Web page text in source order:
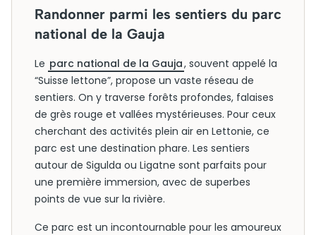
Randonner parmi les sentiers du parc
national de la Gauja
Le parc national de la Gauja, souvent appelé la
“Suisse lettone”, propose un vaste réseau de
sentiers. On y traverse forêts profondes, falaises
de grès rouge et vallées mystérieuses. Pour ceux
cherchant des activités plein air en Lettonie, ce
parc est une destination phare. Les sentiers
autour de Sigulda ou Ligatne sont parfaits pour
une première immersion, avec de superbes
points de vue sur la rivière.
Ce parc est un incontournable pour les amoureux